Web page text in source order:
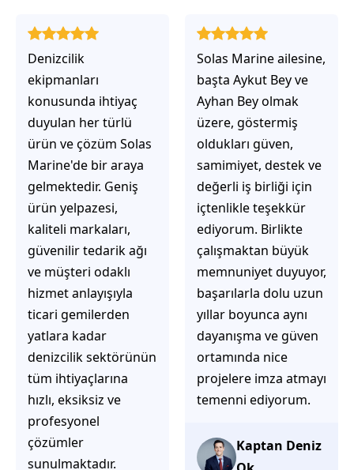
Solas Marine ailesine,
başta Aykut Bey ve
Ayhan Bey olmak
üzere, göstermiş
oldukları güven,
samimiyet, destek ve
değerli iş birliği için
içtenlikle teşekkür
ediyorum. Birlikte
çalışmaktan büyük
memnuniyet duyuyor,
başarılarla dolu uzun
yıllar boyunca aynı
dayanışma ve güven
ortamında nice
projelere imza atmayı
temenni ediyorum.
Kaptan Deniz
Solas Marine ile
çalıştığınızda,
işlerinin gerçekten
çözüm üretmeye
odaklı olduğunu
hemen fark
ediyorsunuz.
İhtiyaçlarınıza hızlı ve
doğru çözümler
sunmaya çalışıyorlar.
Müşteri
memnuniyetini ön
planda tutan
yaklaşımları, ilgili
iletişimleri ve
güvenilir hizmet
anlayışları sayesinde
başarılı bir ekip
olduklarını